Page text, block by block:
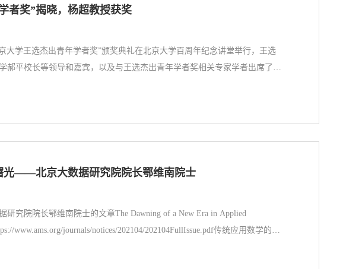
者奖”揭晓，杨超教授获奖
大学王选杰出青年学者奖”颁奖典礼在北京大学百周年纪念讲堂举行，王选
郝平校长等领导和嘉宾，以及与王选杰出青年学者奖相关专家学者出席了活
理委员会的审核后，北京大学数学科学学院杨超教授和清华大学计算机系唐
光——北京大数据研究院院长鄂维南院士
研究院院长鄂维南院士的文章The Dawning of a New Era in Applied
www.ams.org/journals/notices/202104/202104FullIssue.pdf传统应用数学的发
普勒定律（了解更多：从开普勒三大定律到大数据分析）。随着统计方法和